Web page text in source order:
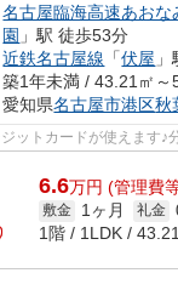
名古屋臨海高速あおな
園 」駅 徒歩53分
近鉄名古屋線 「伏屋
築1年未満 / 43.21㎡～
愛知県名古屋市港区秋
ットカードが使えます♪
6.6万円 (管理費
敷金 1ヶ月 礼金
1階 / 1LDK /